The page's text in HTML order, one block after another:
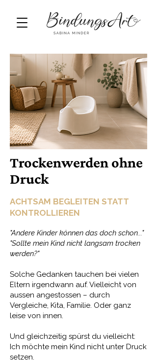
Trockenwerden ohne
Druck
ACHTSAM BEGLEITEN STATT
KONTROLLIEREN
"Andere Kinder können das doch schon..."
"Sollte mein Kind nicht langsam trocken
werden?"
Solche Gedanken tauchen bei vielen
Eltern irgendwann auf. Vielleicht von
aussen angestossen – durch
Vergleiche, Kita, Familie. Oder ganz
leise von innen.
Und gleichzeitig spürst du vielleicht:
Ich möchte mein Kind nicht unter Druck
setzen.